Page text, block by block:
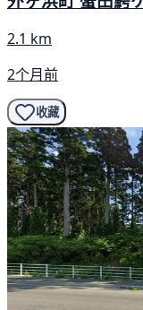
2.1 km
2个月前
收藏